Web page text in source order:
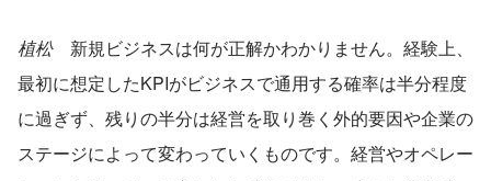
植松 新規ビジネスは何が正解かわかりません。経験上、
最初に想定したKPIがビジネスで通用する確率は半分程度
に過ぎず、残りの半分は経営を取り巻く外的要因や企業の
ステージによって変わっていくものです。経営やオペレー